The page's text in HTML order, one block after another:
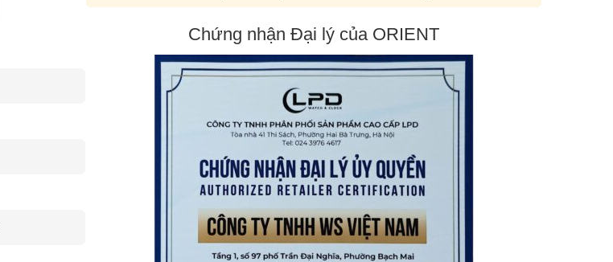
Chứng nhận Đại lý của ORIENT